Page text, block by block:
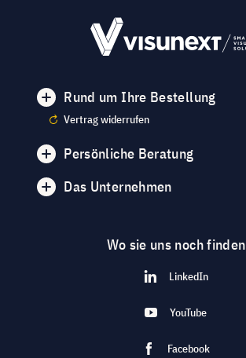
Rund um Ihre Bestellung
Vertrag widerrufen
Persönliche Beratung
Das Unternehmen
Wo sie uns noch finden
LinkedIn
YouTube
Facebook